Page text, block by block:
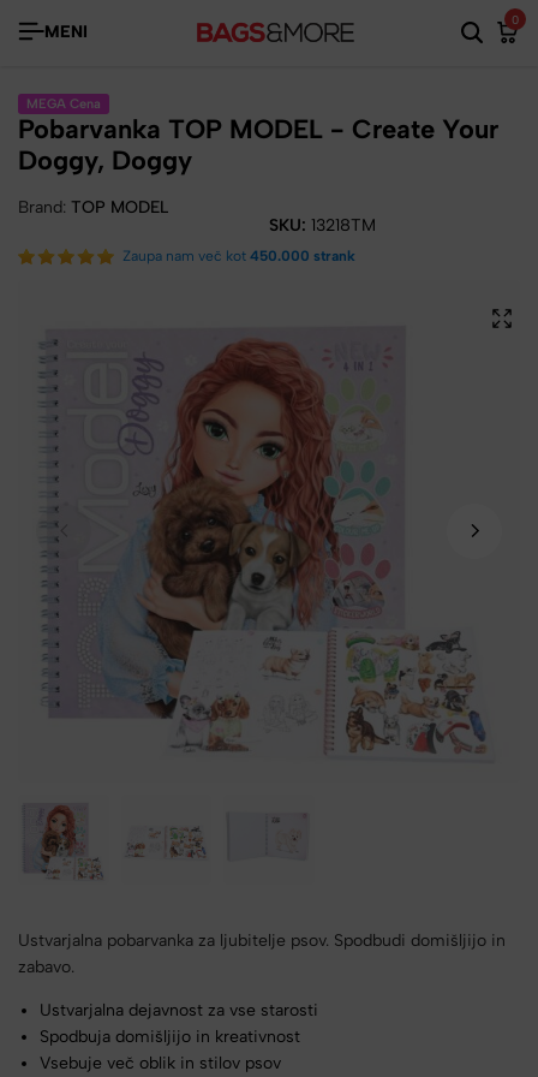
MENI
0
MEGA Cena
Pobarvanka TOP MODEL - Create Your
Doggy, Doggy
Brand: TOP MODEL
SKU: 13218TM
Zaupa nam več kot 450.000 strank
Ustvarjalna pobarvanka za ljubitelje psov. Spodbudi domišljijo in
zabavo.
Ustvarjalna dejavnost za vse starosti
Spodbuja domišljijo in kreativnost
Vsebuje več oblik in stilov psov